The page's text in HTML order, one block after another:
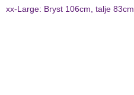
xx-Large: Bryst 106cm, talje 83cm